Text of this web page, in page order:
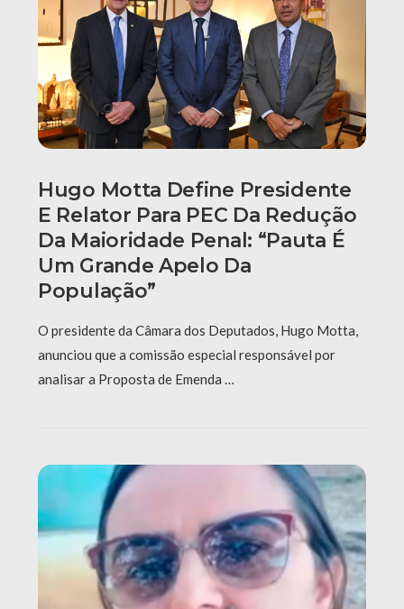
Hugo Motta Define Presidente
E Relator Para PEC Da Redução
Da Maioridade Penal: “Pauta É
Um Grande Apelo Da
População”
O presidente da Câmara dos Deputados, Hugo Motta,
anunciou que a comissão especial responsável por
analisar a Proposta de Emenda …